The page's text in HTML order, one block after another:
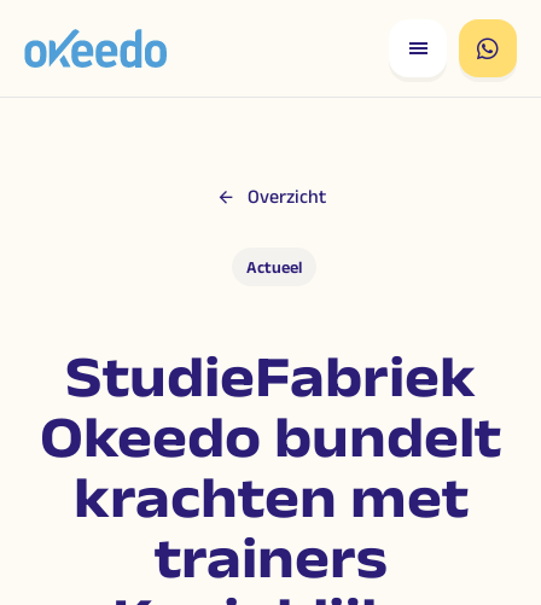
Overzicht
Actueel
StudieFabriek
Okeedo bundelt
krachten met
trainers